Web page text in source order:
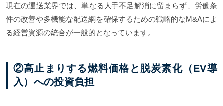
現在の運送業界では、単なる人手不足解消に留まらず、労働条
件の改善や多機能な配送網を確保するための戦略的なM&Aによ
る経営資源の統合が一般的となっています。
②高止まりする燃料価格と脱炭素化（EV導
入）への投資負担